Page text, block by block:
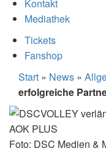
Kontakt
Mediathek
Tickets
Fanshop
Start » News »
erfolgreiche
Foto: DSC Medien &